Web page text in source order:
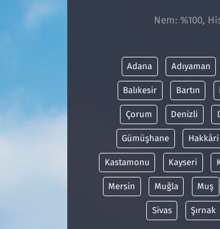
Nem: %100,
Adana Adıyaman
Balıkesir Bartın
Çorum Denizli
Gümüşhane Hakkâri
Kastamonu Kayseri
Mersin Muğla Muş
Sivas Şırnak